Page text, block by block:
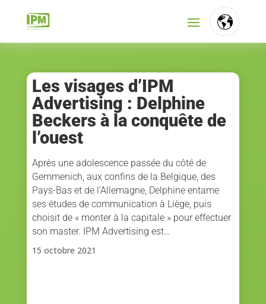
Les visages d’IPM
Advertising : Delphine
Beckers à la conquête de
l’ouest
Après une adolescence passée du côté de
Gemmenich, aux confins de la Belgique, des
Pays-Bas et de l’Allemagne, Delphine entame
ses études de communication à Liège, puis
choisit de « monter à la capitale » pour effectuer
son master. IPM Advertising est…
15 octobre 2021